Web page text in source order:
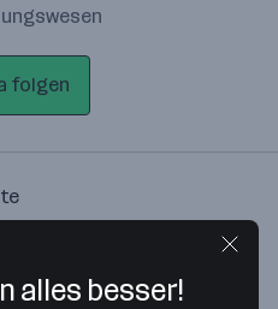
folgen
alles besser!